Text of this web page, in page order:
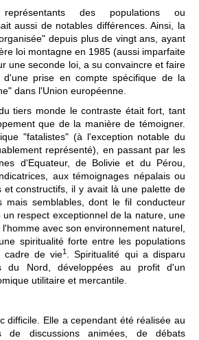
des populations ou
aussi de notables différences. Ainsi, la
depuis plus de vingt ans, ayant
loi montagne en 1985 (aussi imparfaite
une seconde loi, a su convaincre et faire
d'une prise en compte spécifique de la
dans l'Union européenne.
tiers monde le contraste était fort, tant
que de la manière de témoigner.
"fatalistes" (à l'exception notable du
représenté), en passant par les
d'Equateur, de Bolivie et du Pérou,
aux témoignages népalais ou
et constructifs, il y avait là une palette de
mais semblables, dont le fil conducteur
respect exceptionnel de la nature, une
avec son environnement naturel,
spiritualité forte entre les populations
cadre de vie1 . Spiritualité qui a disparu
du Nord, développées au profit d'un
utilitaire et mercantile.
difficile. Elle a cependant été réalisée au
discussions animées, de débats